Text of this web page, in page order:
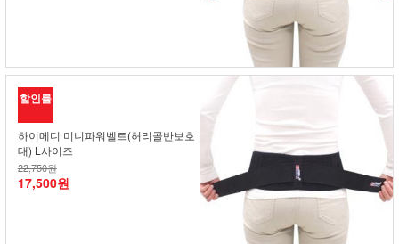
할인률
하이메디 미니파워벨트(허리골반보호
대) L사이즈
22,750원
17,500원